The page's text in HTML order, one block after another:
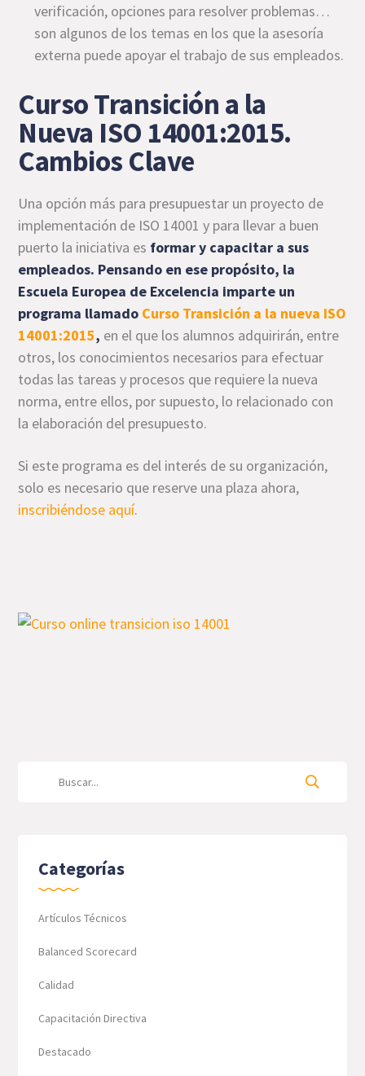
verificación, opciones para resolver problemas…
son algunos de los temas en los que la asesoría
externa puede apoyar el trabajo de sus empleados.
Curso Transición a la
Nueva ISO 14001:2015.
Cambios Clave
Una opción más para presupuestar un proyecto de
implementación de ISO 14001 y para llevar a buen
puerto la iniciativa es formar y capacitar a sus
empleados. Pensando en ese propósito, la
Escuela Europea de Excelencia imparte un
programa llamado Curso Transición a la nueva ISO
14001:2015, en el que los alumnos adquirirán, entre
otros, los conocimientos necesarios para efectuar
todas las tareas y procesos que requiere la nueva
norma, entre ellos, por supuesto, lo relacionado con
la elaboración del presupuesto.
Si este programa es del interés de su organización,
solo es necesario que reserve una plaza ahora,
inscribiéndose aquí.
Categorías
Artículos Técnicos
Balanced Scorecard
Calidad
Capacitación Directiva
Destacado